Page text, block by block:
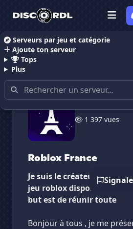
Serveurs par jeu et catégorie
Ajoute ton serveur
Tops
Plus
Accueil Serveurs Discord
1 397 vues
Roblox France
Je suis le créateur d'un
jeu roblox disponible
but est de réunir toute
Bonjour à tous , je me
Vote pour Roblox
Es-tu sûr de vouloir supprimer
Roblox